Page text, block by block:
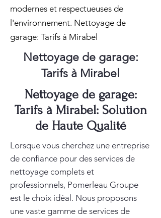
modernes et respectueuses de
l'environnement. Nettoyage de
garage: Tarifs à Mirabel
Nettoyage de garage:
Tarifs à Mirabel
Nettoyage de garage:
Tarifs à Mirabel: Solution
de Haute Qualité
Lorsque vous cherchez une entreprise
de confiance pour des services de
nettoyage complets et
professionnels, Pomerleau Groupe
est le choix idéal. Nous proposons
une vaste gamme de services de